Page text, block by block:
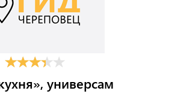
универсам